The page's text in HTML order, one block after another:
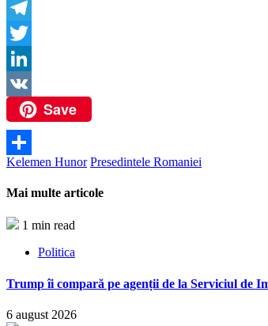
Copy
Link
Telegram
Twitter
LinkedIn
VK
Save
Partajează
Kelemen Hunor Presedintele Romaniei
Mai multe articole
1 min read
Politica
Trump îi compară pe agenții de la Serviciul de
6 august 2026